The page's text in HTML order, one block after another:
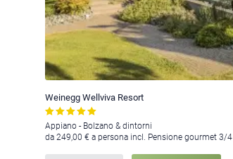
Weinegg Wellviva Resort
Appiano - Bolzano & dintorni
da 249,00 € a persona incl. Pensione gourmet 3/4